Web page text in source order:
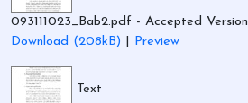
093111023_Bab2.pdf - Accepted Version
Download (208kB)
Preview
Text